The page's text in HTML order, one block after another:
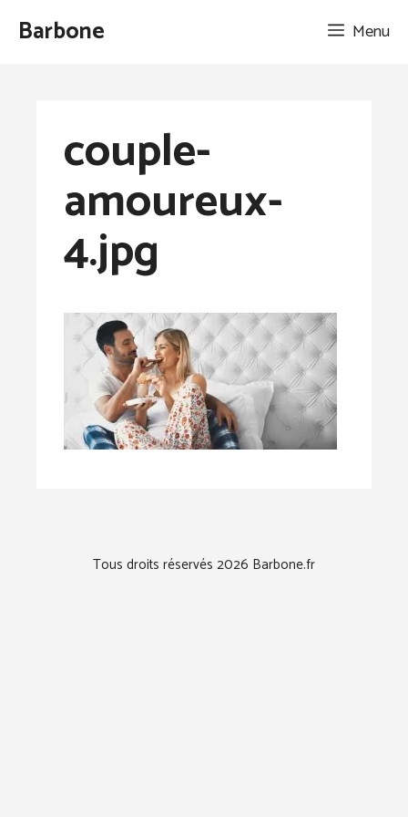
AllerBarbone Menu
couple-
amoureux-
4.jpg
Tous droits réservés 2026 Barbone.fr